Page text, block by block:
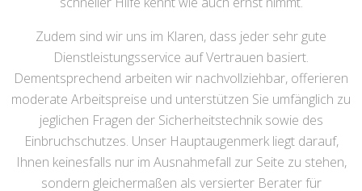
Zudem sind wir uns im Klaren, dass jeder sehr gute
Dienstleistungsservice auf Vertrauen basiert.
Dementsprechend arbeiten wir nachvollziehbar, offerieren
moderate Arbeitspreise und unterstützen Sie umfänglich zu
jeglichen Fragen der Sicherheitstechnik sowie des
Einbruchschutzes. Unser Hauptaugenmerk liegt darauf,
Ihnen keinesfalls nur im Ausnahmefall zur Seite zu stehen,
sondern gleichermaßen als versierter Berater für